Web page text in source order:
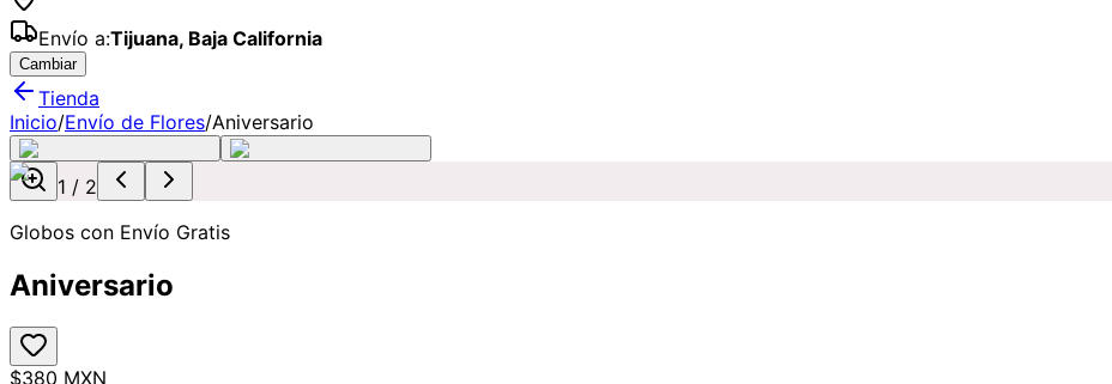
Envío a:Tijuana, Baja California
Cambiar
Tienda
Inicio/Envío de Flores/Aniversario
1 / 2
Globos con Envío Gratis
Aniversario
$380 MXN